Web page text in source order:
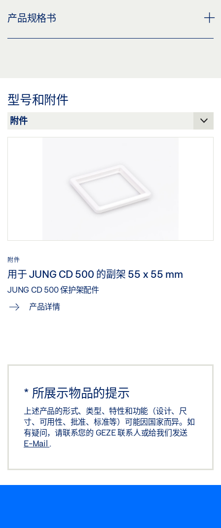
显示程序开关 DPS
产品规格书
型号和附件
附件
用于 JUNG CD 500 的副架 55 x 55 mm
JUNG CD 500 保护架配件
产品详情
* 所展示物品的提示
上述产品的形式、类型、特性和功能（设计、尺
寸、可用性、批准、标准等）可能因国家而异。如
有疑问，请联系您的 GEZE 联系人或给我们发送
E-Mail